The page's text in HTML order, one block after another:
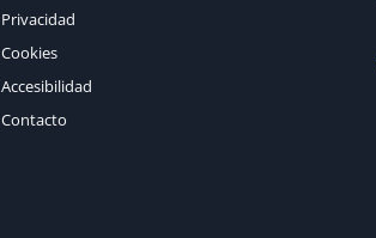
Privacidad
Cookies
Accesibilidad
Contacto